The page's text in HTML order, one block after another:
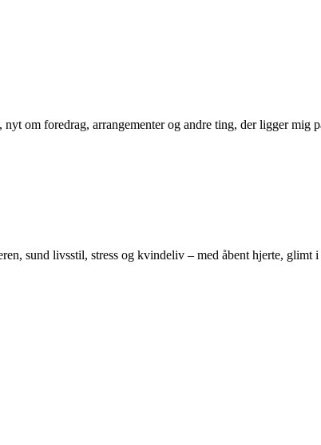
om foredrag, arrangementer og andre ting, der ligger
sund livsstil, stress og kvindeliv – med åbent hjerte, glimt